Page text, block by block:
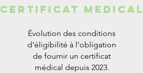
CERTIFICAT MEDICAL
Évolution des conditions
d'éligibilité à l'obligation
de fournir un certificat
médical depuis 2023.